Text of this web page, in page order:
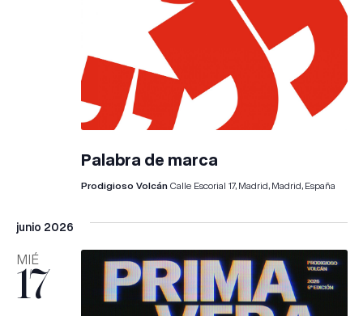
Palabra de marca
Prodigioso Volcán Calle Escorial 17, Madrid, Madrid, España
junio 2026
MIÉ
17